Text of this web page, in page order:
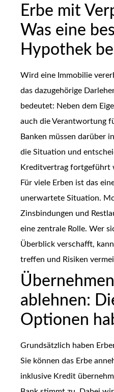
Erbe mit
Was eine
Hypothek
Wird eine Immobilie
das dazugehörige
bedeutet: Neben dem
auch die Verantwortung
Banken müssen darüber
die Situation und
Kreditvertrag fortgeführt
Für viele Erben ist das
unerwartete Situation.
Zinsbindungen und
eine zentrale Rolle. Wer
Überblick verschafft,
treffen und Risiken
ablehnen:
Optionen
Grundsätzlich haben
Sie können das Erbe
inklusive Kredit